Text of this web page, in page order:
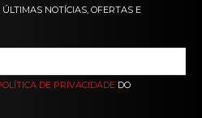
NOTÍCIAS, OFERTAS E
DE PRIVACIDADE DO